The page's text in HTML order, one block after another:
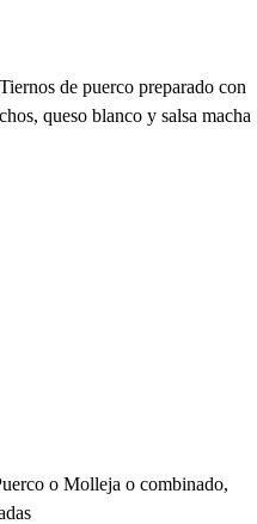
de puerco preparado con
queso blanco y salsa macha
o Molleja o combinado,